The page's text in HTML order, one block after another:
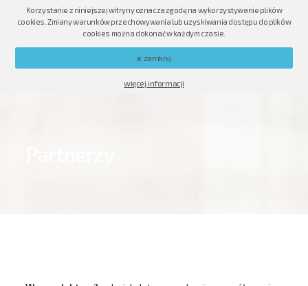
Korzystanie z niniejszej witryny oznacza zgodę na wykorzystywanie plików
cookies. Zmiany warunków przechowywania lub uzyskiwania dostępu do plików
cookies można dokonać w każdym czasie.
x zamknij
więcej informacji
RU
EN